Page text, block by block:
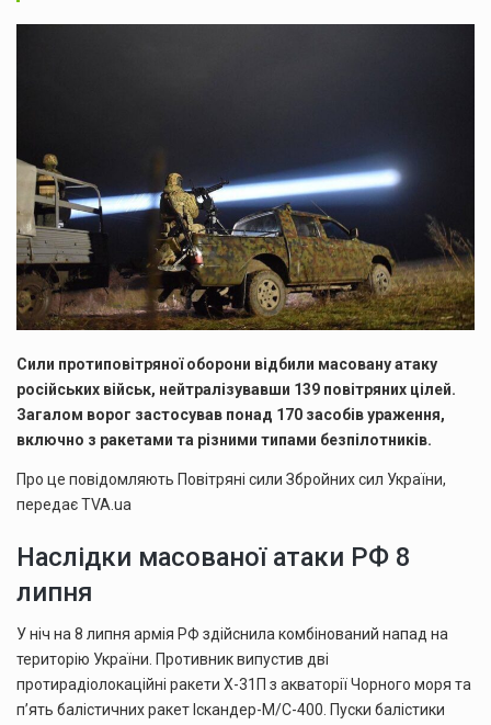
Сили протиповітряної оборони відбили масовану атаку
російських військ, нейтралізувавши 139 повітряних цілей.
Загалом ворог застосував понад 170 засобів ураження,
включно з ракетами та різними типами безпілотників.
Про це повідомляють Повітряні сили Збройних сил України,
передає TVA.ua
Наслідки масованої атаки РФ 8
липня
У ніч на 8 липня армія РФ здійснила комбінований напад на
територію України. Противник випустив дві
протирадіолокаційні ракети Х-31П з акваторії Чорного моря та
п’ять балістичних ракет Іскандер-М/С-400. Пуски балістики